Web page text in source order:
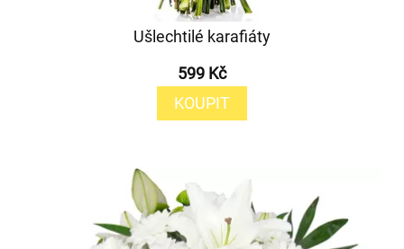
Ušlechtilé karafiáty
599 Kč
KOUPIT